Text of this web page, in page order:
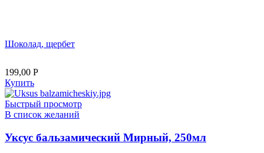
Шоколад, щербет
199,00 Р
Купить
Быстрый просмотр
В список желаний
Уксус бальзамический Мирный, 250мл